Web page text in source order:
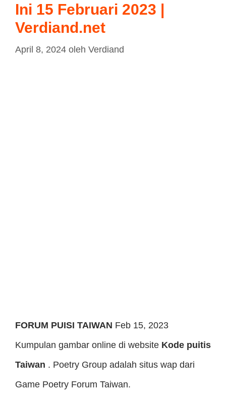
Ini 15 Februari 2023 |
Verdiand.net
April 8, 2024 oleh Verdiand
FORUM PUISI TAIWAN Feb 15, 2023
Kumpulan gambar online di website Kode puitis
Taiwan . Poetry Group adalah situs wap dari
Game Poetry Forum Taiwan.